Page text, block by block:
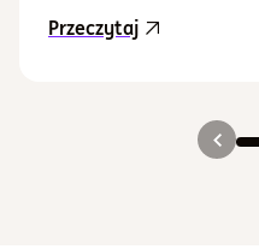
Przeczytajaktualność